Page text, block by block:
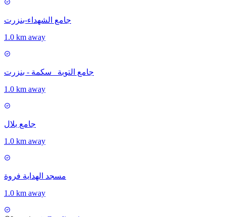
جامع الشهداء-بنزرت
1.0 km away
جامع التوبة _سكمة - بنزرت
1.0 km away
جامع بلال
1.0 km away
مسجد الهداية فروة
1.0 km away